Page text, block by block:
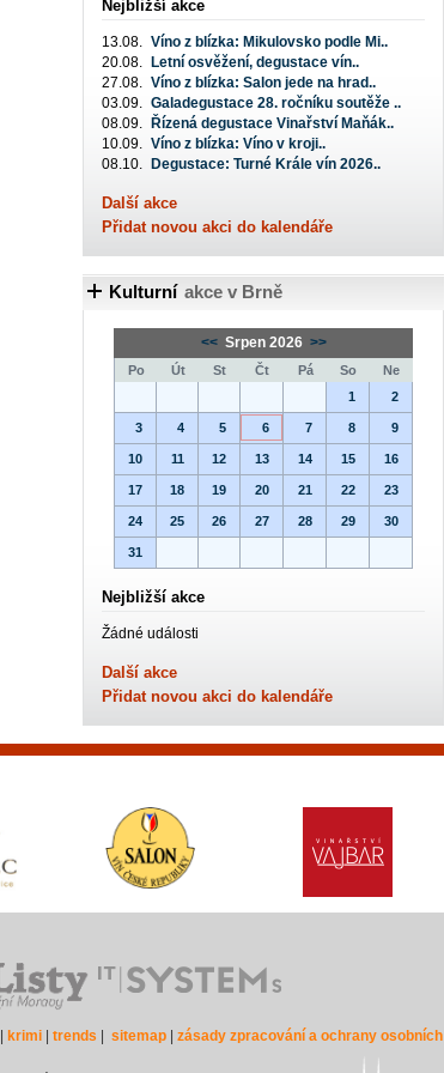
Nejbližší akce
13.08. Víno z blízka: Mikulovsko podle Mi..
20.08.
Letní osvěžení, degustace vín..
27.08. Víno z blízka: Salon jede na hrad..
03.09. Galadegustace 28. ročníku soutěže ..
08.09.
Řízená degustace Vinařství Maňák..
10.09. Víno z blízka: Víno v kroji..
08.10.
Degustace: Turné Krále vín 2026..
Další akce
Přidat novou akci do kalendáře
Kulturní akce v Brně
<< Srpen 2026 >>
Po Út St Čt Pá So
Ne
1
2
3 4 5 6 7 8 9
10 11 12 13 14 15 16
17 18 19 20 21 22 23
24 25 26 27 28 29 30
31
Nejbližší akce
Žádné události
Další akce
Přidat novou akci do kalendáře
krimi| trends sitemap| zásady zpracování a ochrany osobních